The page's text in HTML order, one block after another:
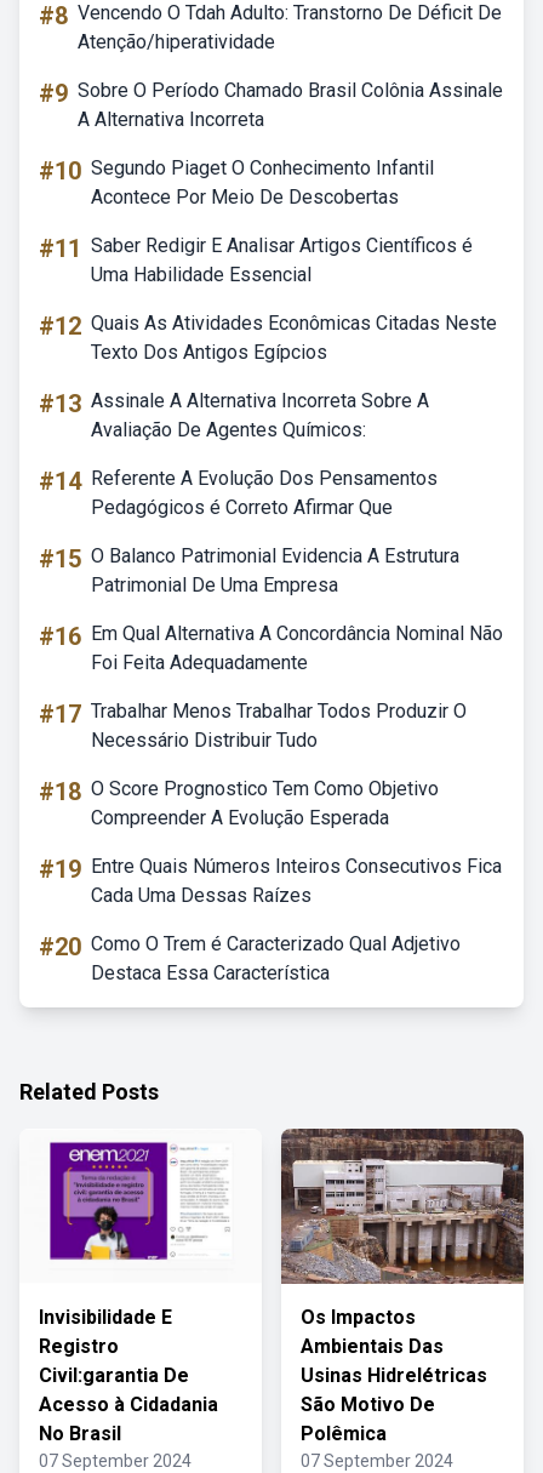
#8 Vencendo O Tdah Adulto: Transtorno De Déficit De
Atenção/hiperatividade
#9 Sobre O Período Chamado Brasil Colônia Assinale
A Alternativa Incorreta
#10 Segundo Piaget O Conhecimento Infantil
Acontece Por Meio De Descobertas
#11 Saber Redigir E Analisar Artigos Científicos é
Uma Habilidade Essencial
#12 Quais As Atividades Econômicas Citadas Neste
Texto Dos Antigos Egípcios
#13 Assinale A Alternativa Incorreta Sobre A
Avaliação De Agentes Químicos:
#14 Referente A Evolução Dos Pensamentos
Pedagógicos é Correto Afirmar Que
#15 O Balanco Patrimonial Evidencia A Estrutura
Patrimonial De Uma Empresa
#16 Em Qual Alternativa A Concordância Nominal Não
Foi Feita Adequadamente
#17 Trabalhar Menos Trabalhar Todos Produzir O
Necessário Distribuir Tudo
#18 O Score Prognostico Tem Como Objetivo
Compreender A Evolução Esperada
#19 Entre Quais Números Inteiros Consecutivos Fica
Cada Uma Dessas Raízes
#20 Como O Trem é Caracterizado Qual Adjetivo
Destaca Essa Característica
Related Posts
Invisibilidade E
Registro
Civil:garantia De
Acesso à Cidadania
No Brasil
07 September 2024
Os Impactos
Ambientais Das
Usinas Hidrelétricas
São Motivo De
Polêmica
07 September 2024